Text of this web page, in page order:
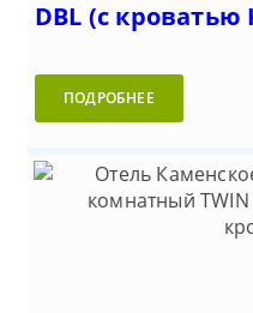
DBL (с кроватью
ПОДРОБНЕЕ